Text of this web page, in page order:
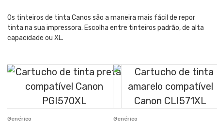
Os tinteiros de tinta Canos são a maneira mais fácil de repor
tinta na sua impressora. Escolha entre tinteiros padrão, de alta
capacidade ou XL.
Genérico Genérico